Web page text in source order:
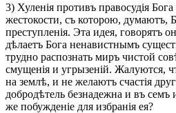
3) Хуленія противъ правосудія
жестокости, съ которою, думаютъ,
преступленія. Эта идея, говорятъ
дѣлаетъ Бога ненавистнымъ
трудно распознать миръ чистой
смущенія и угрызеній. Жалуются,
на землѣ, и не желаютъ счастія
добродѣтель безнадежна и въ
же побужденіе для избранія ея?